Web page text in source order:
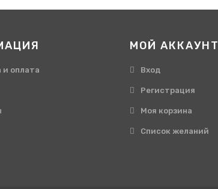
и оплата
МОЙ АККАУНТ
Вход
Регистрация
Моя корзина
Cписок желаний